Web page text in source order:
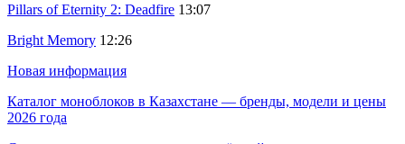
Pillars of Eternity 2: Deadfire 13:07
Bright Memory 12:26
Новая информация
Каталог моноблоков в Казахстане — бренды, модели и цены
2026 года